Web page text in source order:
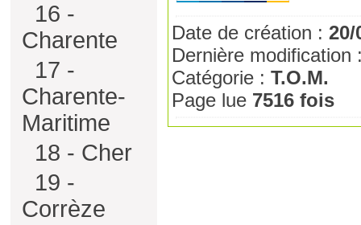
16 -
Charente
17 -
Charente-
Maritime
18 - Cher
19 -
Corrèze
Date de création : 20/
Dernière
Catégorie : T.O.M.
Page lue 7516 fois